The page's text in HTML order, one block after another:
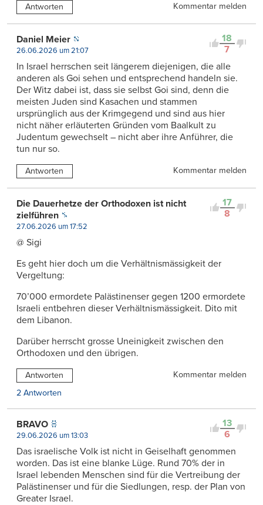
Antworten Kommentar melden
18
7
Daniel Meier
26.06.2026 um 21:07
In Israel herrschen seit längerem diejenigen, die alle
anderen als Goi sehen und entsprechend handeln sie.
Der Witz dabei ist, dass sie selbst Goi sind, denn die
meisten Juden sind Kasachen und stammen
ursprünglich aus der Krimgegend und sind aus hier
nicht näher erläuterten Gründen vom Baalkult zu
Judentum gewechselt – nicht aber ihre Anführer, die
tun nur so.
Antworten Kommentar melden
17
8
Die Dauerhetze der Orthodoxen ist nicht
zielführen
27.06.2026 um 17:52
@ Sigi
Es geht hier doch um die Verhältnismässigkeit der
Vergeltung:
70’000 ermordete Palästinenser gegen 1200 ermordete
Israeli entbehren dieser Verhältnismässigkeit. Dito mit
dem Libanon.
Darüber herrscht grosse Uneinigkeit zwischen den
Orthodoxen und den übrigen.
Antworten
Kommentar melden
2 Antworten
13
6
BRAVO
29.06.2026 um 13:03
Das israelische Volk ist nicht in Geiselhaft genommen
worden. Das ist eine blanke Lüge. Rund 70% der in
Israel lebenden Menschen sind für die Vertreibung der
Palästinenser und für die Siedlungen, resp. der Plan von
Greater Israel.